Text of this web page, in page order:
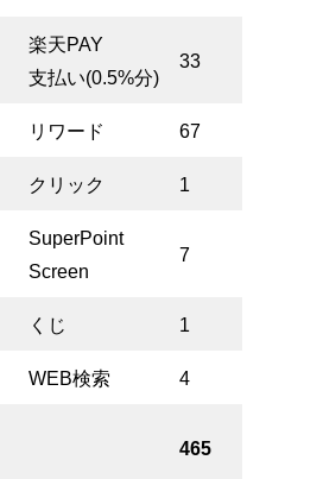
楽天PAY
支払い(0.5%分)
33
リワード 67
クリック 1
SuperPoint
Screen
7
くじ 1
WEB検索 4
465